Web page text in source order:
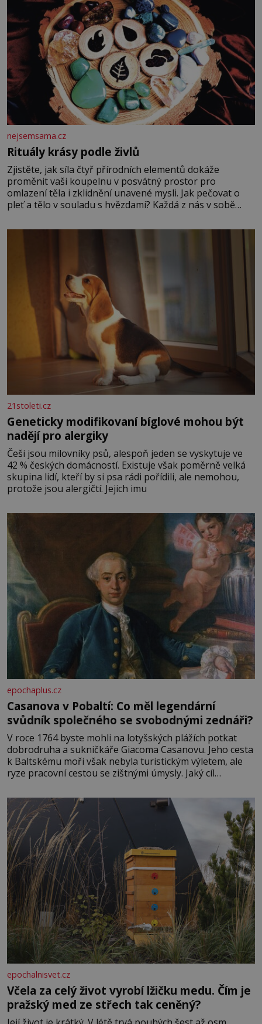
nejsemsama.cz
Rituály krásy podle živlů
Zjistěte, jak síla čtyř přírodních elementů dokáže
proměnit vaši koupelnu v posvátný prostor pro
omlazení těla i zklidnění unavené mysli. Jak pečovat o
pleť a tělo v souladu s hvězdami? Každá z nás v sobě
povaze, ale i v potřebách naší pokožky. Ohnivá znamení
Ženy narozené ve znamení Berana, Lva a Střelce v sobě
nesou žár, odvahu a neutuchající elán. Vaše
21stoleti.cz
Geneticky modifikovaní bíglové mohou být
nadějí pro alergiky
Češi jsou milovníky psů, alespoň jeden se vyskytuje ve
42 % českých domácností. Existuje však poměrně velká
skupina lidí, kteří by si psa rádi pořídili, ale nemohou,
protože jsou alergičtí. Jejich imu
epochaplus.cz
Casanova v Pobaltí: Co měl legendární
svůdník společného se svobodnými zednáři?
V roce 1764 byste mohli na lotyšských plážích potkat
dobrodruha a sukničkáře Giacoma Casanovu. Jeho cesta
k Baltskému moři však nebyla turistickým výletem, ale
ryze pracovní cestou se zištnými úmysly. Jaký cíl
lotyšské Rigy? Casanova v Pobaltí kontaktoval tamní
zednářské lóže. Nebyl v této oblasti žádným nováčkem,
protože do zednářské
epochalnisvet.cz
Včela za celý život vyrobí lžičku medu. Čím je
pražský med ze střech tak ceněný?